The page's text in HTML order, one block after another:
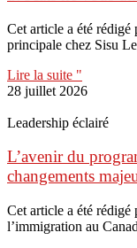
Cet article a été
principale chez Sisu
Lire la suite "
28 juillet 2026
Leadership éclairé
L’avenir du
changements
Cet article a été
l’immigration au